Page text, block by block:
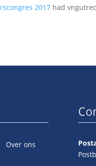
2017 had
Over ons